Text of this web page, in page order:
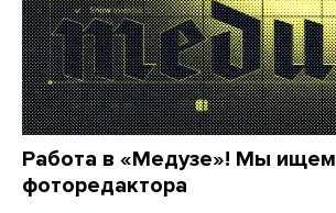
Работа в «Медузе»! Мы ищем
фоторедактора